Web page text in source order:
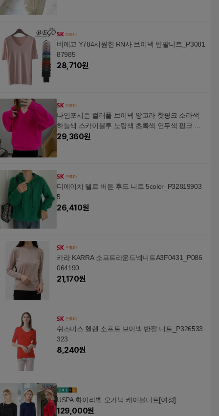
비에고 Y784시원한 RN사 브이넥 반팔니트_P3081
87985
28,710원
나인포시즌 컬러풀 브이넥 앙고라 핫핑크 소라색
하늘색 스카이블루 노랑색 초록색 연두색 핑크 털
니트_P333141568
29,360원
디에이치 델르 버튼 후드 니트 5color_P32819903
5
26,410원
카라 KARRA 소프트라운드넥니트A3F0431_P086
064190
21,170원
쉬즈미스 헬렌 소프트 브이넥 반팔 니트_P326533
323
8,240원
USPA 화이라벨 오가닉 케이블니트[여성]
129,000원